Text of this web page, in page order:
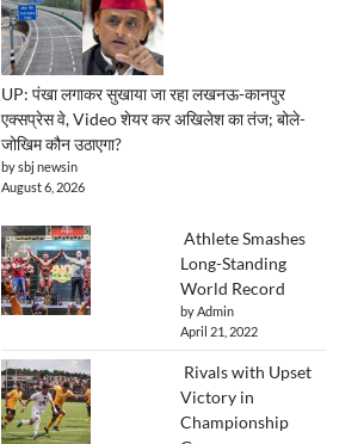
UP: पंखा लगाकर सुखाया जा रहा लखनऊ-कानपुर
एक्सप्रेस वे, Video शेयर कर अखिलेश का तंज; बोले-
जोखिम कौन उठाएगा?
by sbj newsin
August 6, 2026
Athlete Smashes
Long-Standing
World Record
by Admin
April 21, 2022
Rivals with Upset
Victory in
Championship